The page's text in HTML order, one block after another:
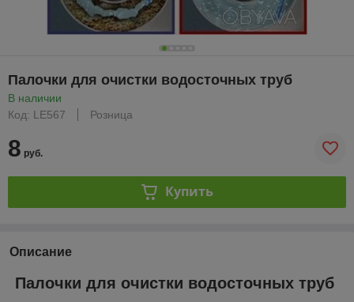
Палочки для очистки водосточных труб
В наличии
Код: LE567
Розница
8 руб.
Купить
Описание
Палочки для очистки водосточных труб